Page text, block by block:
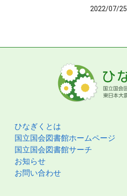
2022/07/25
ひなぎくとは
国立国会図書館ホームページ
国立国会図書館サーチ
お知らせ
お問い合わせ